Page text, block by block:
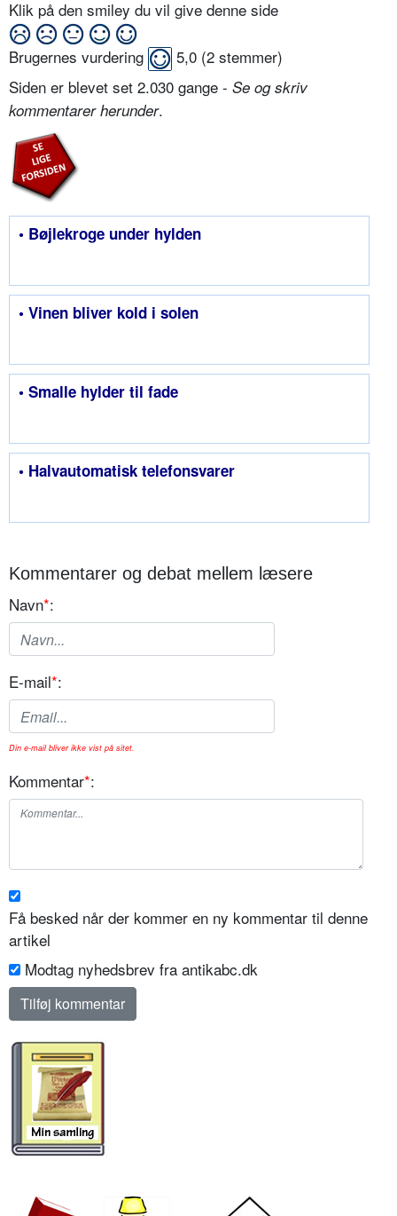
Klik på den smiley du vil give denne side
Brugernes vurdering 5,0 (2 stemmer)
Siden er blevet set 2.030 gange - Se og skriv
kommentarer herunder.
• Bøjlekroge under hylden
• Vinen bliver kold i solen
• Smalle hylder til fade
• Halvautomatisk telefonsvarer
Kommentarer og debat mellem læsere
Navn*:
E-mail*:
Din e-mail bliver ikke vist på sitet.
Kommentar*:
Få besked når der kommer en ny kommentar til denne
artikel
Modtag nyhedsbrev fra antikabc.dk